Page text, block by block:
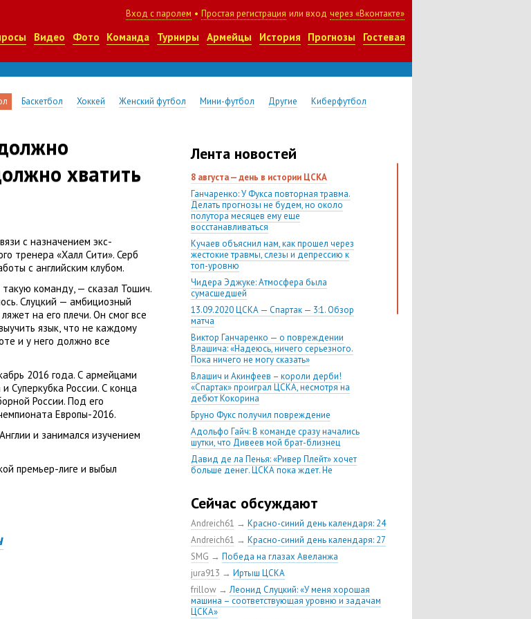
Вход с паролем • Простая регистрация или вход через «Вконтакте»
Видео Фото Команда Турниры Армейцы История Прогнозы Гостевая
Баскетбол Хоккей Женский футбол Мини-футбол Другие Киберфутбол
хватить
с назначением экс-
тренера «Халл Сити». Серб
с английским клубом.
такую команду, — сказал Тошич.
Слуцкий — амбициозный
на его плечи. Он смог все
язык, что не каждому
и у него должно все
2016 года. С армейцами
Суперкубка России. С конца
России. Под его
Европы-2016.
и занимался изучением
премьер-лиге и выбыл
Лента новостей
8 августа — день в истории ЦСКА
Ганчаренко: У Фукса повторная травма.
Делать прогнозы не будем, но около
полутора месяцев ему еще
восстанавливаться
Кучаев объяснил нам, как прошел через
жестокие травмы, слезы и депрессию к
топ-уровню
Чидера Эджуке: Атмосфера была
сумасшедшей
13.09.2020 ЦСКА — Спартак — 3:1. Обзор
матча
Виктор Ганчаренко — о повреждении
Влашича: «Надеюсь, ничего серьезного.
Пока ничего не могу сказать»
Влашич и Акинфеев – короли дерби!
«Спартак» проиграл ЦСКА, несмотря на
дебют Кокорина
Бруно Фукс получил повреждение
Адольфо Гайч: В команде сразу начались
шутки, что Дивеев мой брат-близнец
Давид де ла Пенья: «Ривер Плейт» хочет
больше денег. ЦСКА пока ждет. Не
08.08.2020 Химки — ЦСКА — 0:2. Обзор
матча
Первый матч сезона в РПЛ —
увереннейшая победа ЦСКА. Гончаренко
выпустил 11 россиян в старте
Ганчаренко — о Гайче: «Если покупаем за
большие деньги, значит, рассчитываем как
на основного форварда»
Ганчаренко: «Влашича сложно заменить,
но Кучаеву и Дзагоеву сегодня это
Сейчас обсуждают
Andreich61 → Красно-синий день календаря: 24
Andreich61 → Красно-синий день календаря: 27
SMG → Победа на глазах Авеланжа
jura913 → Иртыш ЦСКА
frillow →Леонид Слуцкий: «У меня хорошая
машина – соответствующая уровню и задачам
ЦСКА»